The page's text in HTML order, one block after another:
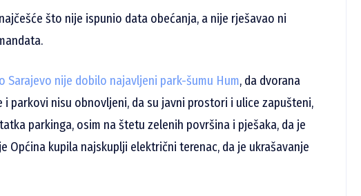
što nije ispunio data obećanja, a nije rješavao ni
Sarajevo nije dobilo najavljeni park-šumu Hum, da dvorana
i parkovi nisu obnovljeni, da su javni prostori i ulice zapušteni,
parkinga, osim na štetu zelenih površina i pješaka, da je
Općina kupila najskuplji električni terenac, da je ukrašavanje